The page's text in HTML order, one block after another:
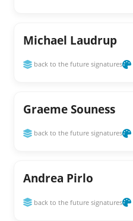
Michael Laudrup
back to the future signatures
Graeme Souness
back to the future signatures
Andrea Pirlo
back to the future signatures